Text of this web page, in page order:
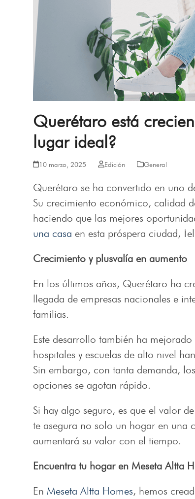
Querétaro está
lugar ideal?
10 marzo, 2025 Edición General
Querétaro se ha convertido en uno
Su crecimiento económico, calidad
haciendo que las mejores
una casa en esta próspera ciudad,
Crecimiento y plusvalía en aumento
En los últimos años, Querétaro ha
llegada de empresas nacionales e
familias.
Este desarrollo también ha
hospitales y escuelas de alto nivel
Sin embargo, con tanta demanda,
opciones se agotan rápido.
Si hay algo seguro, es que el valor
te asegura no solo un hogar en una
aumentará su valor con el tiempo.
Encuentra tu hogar en Meseta Altta
En Meseta Altta Homes, hemos